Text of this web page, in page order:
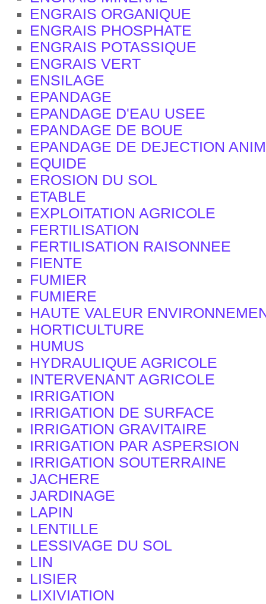
ENGRAIS ORGANIQUE
ENGRAIS PHOSPHATE
ENGRAIS POTASSIQUE
ENGRAIS VERT
ENSILAGE
EPANDAGE
EPANDAGE D'EAU USEE
EPANDAGE DE BOUE
EPANDAGE DE DEJECTION
EQUIDE
EROSION DU SOL
ETABLE
EXPLOITATION AGRICOLE
FERTILISATION
FERTILISATION RAISONNEE
FIENTE
FUMIER
FUMIERE
HAUTE VALEUR
HORTICULTURE
HUMUS
HYDRAULIQUE AGRICOLE
INTERVENANT AGRICOLE
IRRIGATION
IRRIGATION DE SURFACE
IRRIGATION GRAVITAIRE
IRRIGATION PAR ASPERSION
IRRIGATION SOUTERRAINE
JACHERE
JARDINAGE
LAPIN
LENTILLE
LESSIVAGE DU SOL
LIN
LISIER
LIXIVIATION